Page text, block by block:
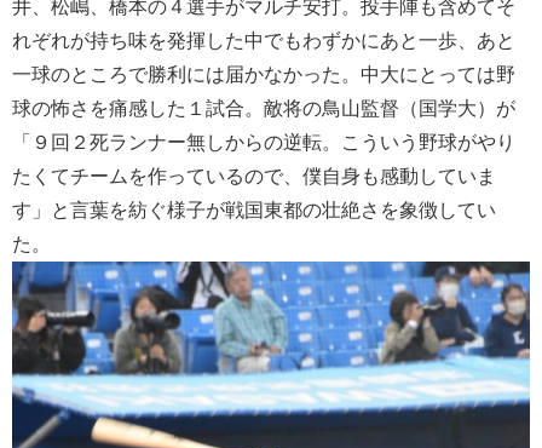
井、松嶋、橋本の４選手がマルチ安打。投手陣も含めてそ
れぞれが持ち味を発揮した中でもわずかにあと一歩、あと
一球のところで勝利には届かなかった。中大にとっては野
球の怖さを痛感した１試合。敵将の鳥山監督（国学大）が
「９回２死ランナー無しからの逆転。こういう野球がやり
たくてチームを作っているので、僕自身も感動していま
す」と言葉を紡ぐ様子が戦国東都の壮絶さを象徴してい
た。